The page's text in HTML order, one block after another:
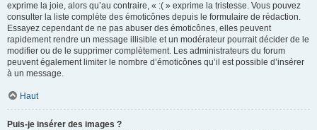
exprime la joie, alors qu’au contraire, « :( » exprime la tristesse. Vous pouvez
consulter la liste complète des émoticônes depuis le formulaire de rédaction.
Essayez cependant de ne pas abuser des émoticônes, elles peuvent
rapidement rendre un message illisible et un modérateur pourrait décider de le
modifier ou de le supprimer complètement. Les administrateurs du forum
peuvent également limiter le nombre d’émoticônes qu’il est possible d’insérer
à un message.
Haut
Puis-je insérer des images ?